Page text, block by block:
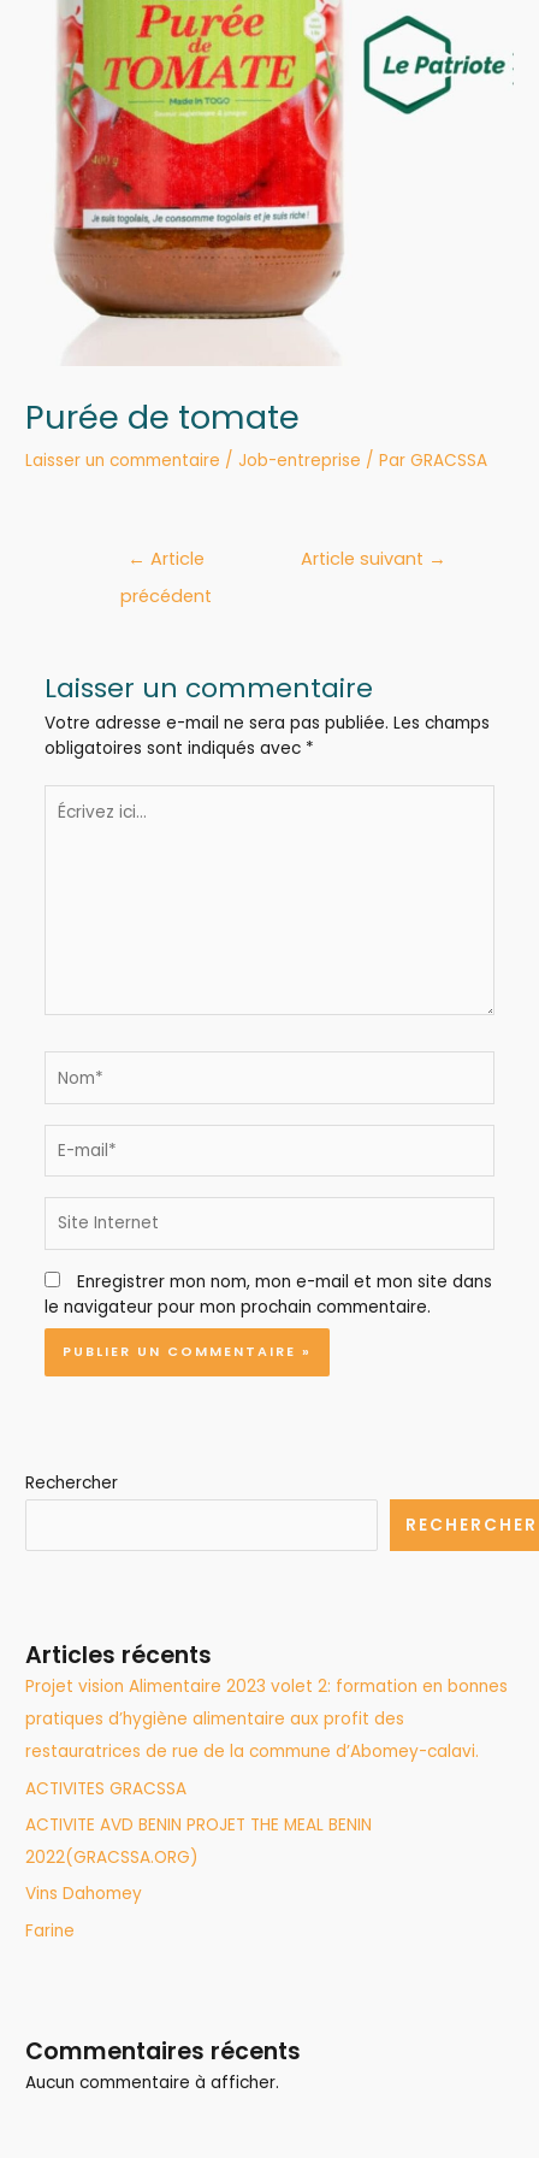
Purée de tomate
Laisser un commentaire /Job-entreprise / ParGRACSSA
← Article
précédent
Article suivant →
Laisser un commentaire
Votre adresse e-mail ne sera pas publiée. Les champs
obligatoires sont indiqués avec *
Écrivez
ici…
mail*
Internet
Enregistrer mon nom, mon e-mail et mon site dans
le navigateur pour mon prochain commentaire.
Rechercher
RECHERCHER
Articles récents
Projet vision Alimentaire 2023 volet 2: formation en bonnes
pratiques d’hygiène alimentaire aux profit des
restauratrices de rue de la commune d’Abomey-calavi.
ACTIVITES GRACSSA
ACTIVITE AVD BENIN PROJET THE MEAL BENIN
2022(GRACSSA.ORG)
Vins Dahomey
Farine
Commentaires récents
Aucun commentaire à afficher.